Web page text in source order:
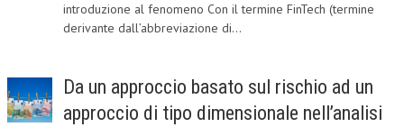
INTERNAZIONALIZZAZIONE
RISORSE UMANE
MARKETING
introduzione al fenomeno Con il termine FinTech (termine
derivante dall’abbreviazione di...
Da un approccio basato sul rischio ad un
approccio di tipo dimensionale nell’analisi